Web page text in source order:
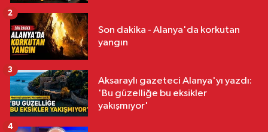
Son dakika - Alanya'da korkutan
yangın
2
Aksaraylı gazeteci Alanya'yı yazdı:
'Bu güzelliğe bu eksikler
yakışmıyor'
3
4